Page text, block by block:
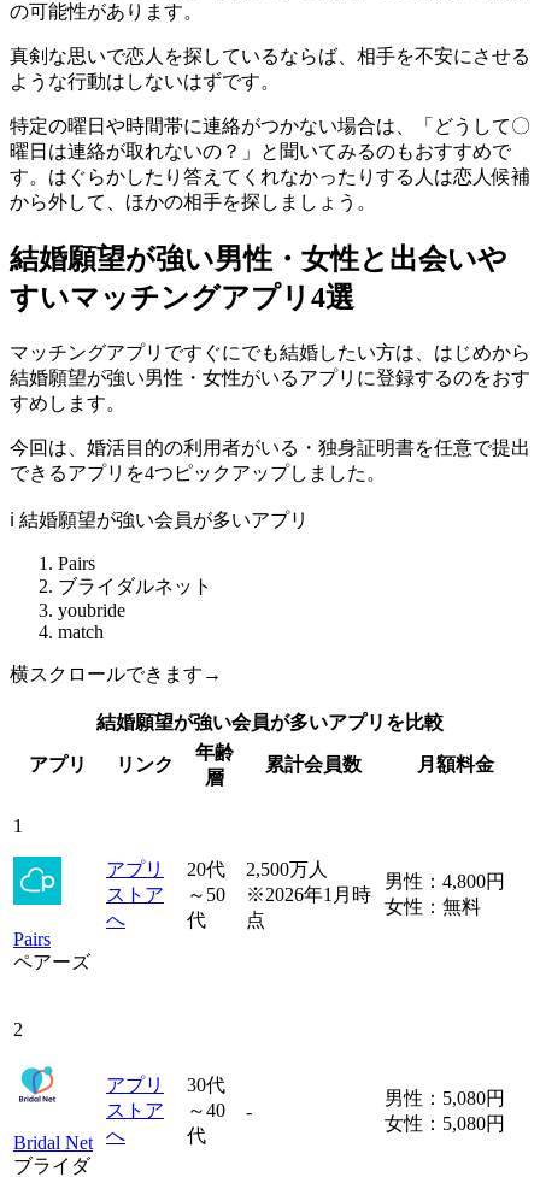
の可能性があります。
真剣な思いで恋人を探しているならば、相手を不安にさせる
ような行動はしないはずです。
特定の曜日や時間帯に連絡がつかない場合は、「どうして〇
曜日は連絡が取れないの？」と聞いてみるのもおすすめで
す。はぐらかしたり答えてくれなかったりする人は恋人候補
から外して、ほかの相手を探しましょう。
結婚願望が強い男性・女性と出会いや
すいマッチングアプリ4選
マッチングアプリですぐにでも結婚したい方は、はじめから
結婚願望が強い男性・女性がいるアプリに登録するのをおす
すめします。
今回は、婚活目的の利用者がいる・独身証明書を任意で提出
できるアプリを4つピックアップしました。
ℹ️ 結婚願望が強い会員が多いアプリ
Pairs
ブライダルネット
youbride
match
横スクロールできます→
結婚願望が強い会員が多いアプリを比較
アプリ リンク
年齢
層
累計会員数 月額料金
1
Pairs
ペアーズ
アプリ
ストア
へ
20代
～50
代
2,500万人
※2026年1月時
点
男性：4,800円
女性：無料
2
Bridal Net
ブライダ
アプリ
ストア
へ
30代
～40
代
-
男性：5,080円
女性：5,080円